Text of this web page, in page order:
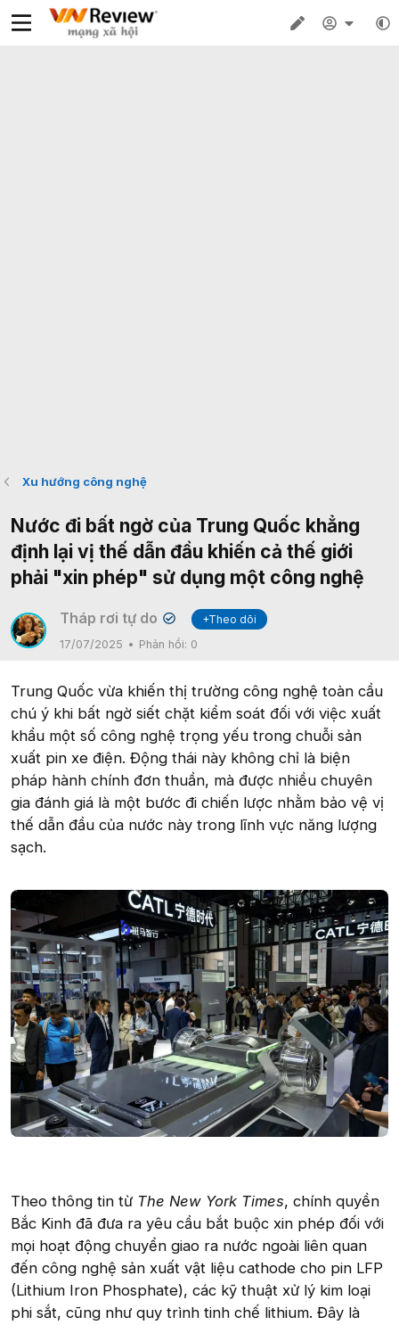
Xu hướng công nghệ
Nước đi bất ngờ của Trung Quốc khẳng
định lại vị thế dẫn đầu khiến cả thế giới
phải "xin phép" sử dụng một công nghệ
Tháp rơi tự do ✔
+Theo dõi
17/07/2025
Phản hồi: 0
Trung Quốc vừa khiến thị trường công nghệ toàn cầu
chú ý khi bất ngờ siết chặt kiểm soát đối với việc xuất
khẩu một số công nghệ trọng yếu trong chuỗi sản
xuất pin xe điện. Động thái này không chỉ là biện
pháp hành chính đơn thuần, mà được nhiều chuyên
gia đánh giá là một bước đi chiến lược nhằm bảo vệ vị
thế dẫn đầu của nước này trong lĩnh vực năng lượng
sạch.
Theo thông tin từ The New York Times, chính quyền
Bắc Kinh đã đưa ra yêu cầu bắt buộc xin phép đối với
mọi hoạt động chuyển giao ra nước ngoài liên quan
đến công nghệ sản xuất vật liệu cathode cho pin LFP
(Lithium Iron Phosphate), các kỹ thuật xử lý kim loại
phi sắt, cũng như quy trình tinh chế lithium. Đây là